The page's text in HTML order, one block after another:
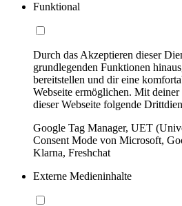
Funktional
Durch das Akzeptieren dieser
grundlegenden Funktionen
bereitstellen und dir eine
Webseite ermöglichen. Mit
dieser Webseite folgende
Google Tag Manager, UET
Consent Mode von Microsoft,
Klarna, Freshchat
Externe Medieninhalte